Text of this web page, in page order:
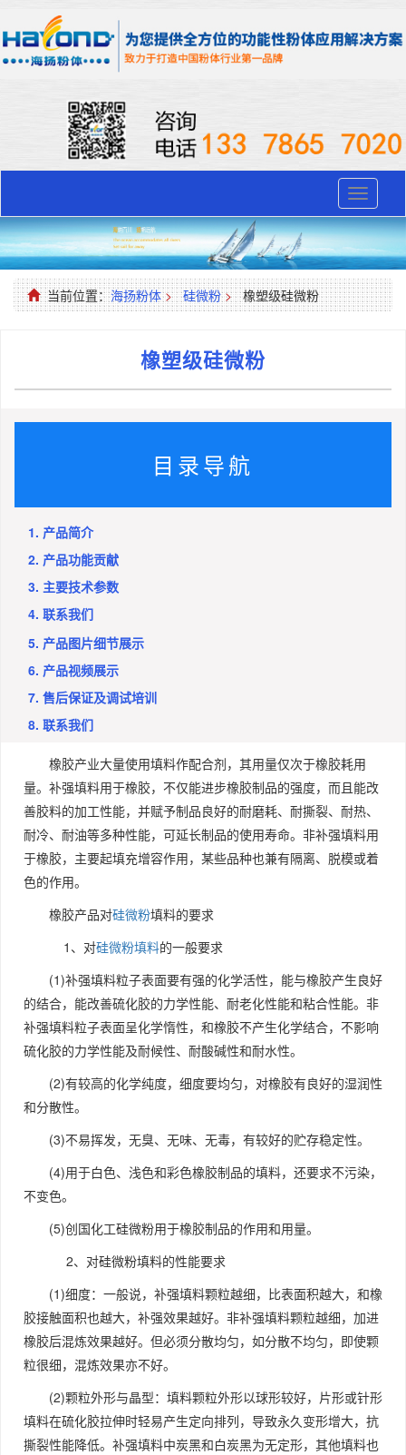
Toggle
当前位置：海扬粉体 > 硅微粉 > 橡塑级硅微粉
橡塑级硅微粉
目录导航
1. 产品简介
2. 产品功能贡献
3. 主要技术参数
4. 联系我们
5. 产品图片细节展示
6. 产品视频展示
7. 售后保证及调试培训
8. 联系我们
橡胶产业大量使用填料作配合剂，其用量仅次于橡胶耗用
量。补强填料用于橡胶，不仅能进步橡胶制品的强度，而且能改
善胶料的加工性能，并赋予制品良好的耐磨耗、耐撕裂、耐热、
耐冷、耐油等多种性能，可延长制品的使用寿命。非补强填料用
于橡胶，主要起填充增容作用，某些品种也兼有隔离、脱模或着
色的作用。
橡胶产品对硅微粉填料的要求
1、对硅微粉填料的一般要求
(1)补强填料粒子表面要有强的化学活性，能与橡胶产生良好
的结合，能改善硫化胶的力学性能、耐老化性能和粘合性能。非
补强填料粒子表面呈化学惰性，和橡胶不产生化学结合，不影响
硫化胶的力学性能及耐候性、耐酸碱性和耐水性。
(2)有较高的化学纯度，细度要均匀，对橡胶有良好的湿润性
和分散性。
(3)不易挥发，无臭、无味、无毒，有较好的贮存稳定性。
(4)用于白色、浅色和彩色橡胶制品的填料，还要求不污染，
不变色。
(5)创国化工硅微粉用于橡胶制品的作用和用量。
2、对硅微粉填料的性能要求
(1)细度：一般说，补强填料颗粒越细，比表面积越大，和橡
胶接触面积也越大，补强效果越好。非补强填料颗粒越细，加进
橡胶后混炼效果越好。但必须分散均匀，如分散不均匀，即使颗
粒很细，混炼效果亦不好。
(2)颗粒外形与晶型：填料颗粒外形以球形较好，片形或针形
填料在硫化胶拉伸时轻易产生定向排列，导致永久变形增大，抗
撕裂性能降低。补强填料中炭黑和白炭黑为无定形，其他填料也